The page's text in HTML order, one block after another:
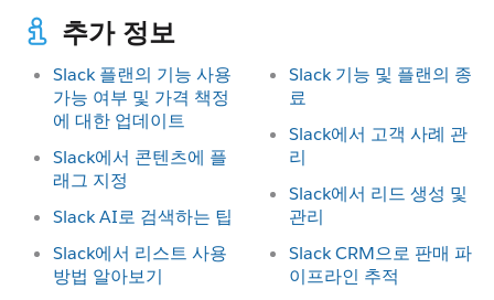
추가 정보
Slack 플랜의 기능 사용
가능 여부 및 가격 책정
에 대한 업데이트
Slack에서 콘텐츠에 플
래그 지정
Slack AI로 검색하는 팁
Slack에서 리스트 사용
방법 알아보기
Slack 기능 및 플랜의 종
료
Slack에서 고객 사례 관
리
Slack에서 리드 생성 및
관리
Slack CRM으로 판매 파
이프라인 추적